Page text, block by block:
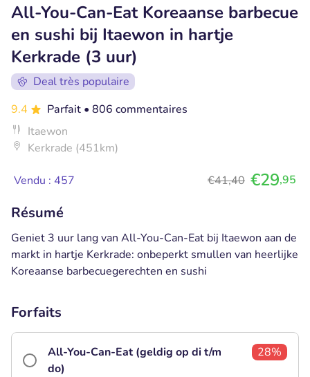
All-You-Can-Eat Koreaanse barbecue
en sushi bij Itaewon in hartje
Kerkrade (3 uur)
Deal très populaire
9.4
Parfait • 806 commentaires
Itaewon
Kerkrade (451km)
Vendu : 457 €41,40 €29,95
Résumé
Geniet 3 uur lang van All-You-Can-Eat bij Itaewon aan de
markt in hartje Kerkrade: onbeperkt smullen van heerlijke
Koreaanse barbecuegerechten en sushi
Forfaits
All-You-Can-Eat (geldig op di t/m
do)
28%